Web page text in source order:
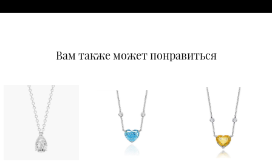
Вам также может понравиться